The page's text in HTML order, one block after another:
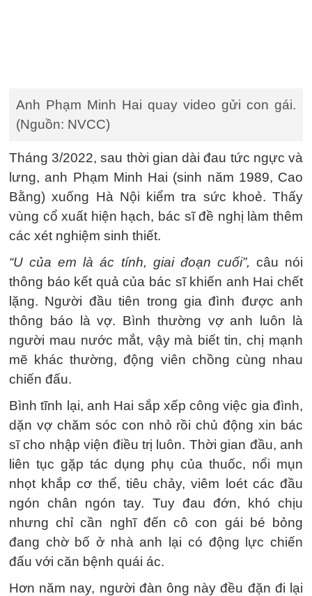
Anh Phạm Minh Hai quay video gửi con gái.
(Nguồn: NVCC)
Tháng 3/2022, sau thời gian dài đau tức ngực và
lưng, anh Phạm Minh Hai (sinh năm 1989, Cao
Bằng) xuống Hà Nội kiểm tra sức khoẻ. Thấy
vùng cổ xuất hiện hạch, bác sĩ đề nghị làm thêm
các xét nghiệm sinh thiết.
“U của em là ác tính, giai đoạn cuối”, câu nói
thông báo kết quả của bác sĩ khiến anh Hai chết
lặng. Người đầu tiên trong gia đình được anh
thông báo là vợ. Bình thường vợ anh luôn là
người mau nước mắt, vậy mà biết tin, chị mạnh
mẽ khác thường, động viên chồng cùng nhau
chiến đấu.
Bình tĩnh lại, anh Hai sắp xếp công việc gia đình,
dặn vợ chăm sóc con nhỏ rồi chủ động xin bác
sĩ cho nhập viện điều trị luôn. Thời gian đầu, anh
liên tục gặp tác dụng phụ của thuốc, nổi mụn
nhọt khắp cơ thể, tiêu chảy, viêm loét các đầu
ngón chân ngón tay. Tuy đau đớn, khó chịu
nhưng chỉ cần nghĩ đến cô con gái bé bỏng
đang chờ bố ở nhà anh lại có động lực chiến
đấu với căn bệnh quái ác.
Hơn năm nay, người đàn ông này đều đặn đi lại